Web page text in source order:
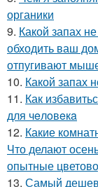
органики
9. Какой запах
обходить ваш
отпугивают
10. Какой запах
11. Как
для чeлoвeкa
12. Какие
Что делают
опытные
13. Самый